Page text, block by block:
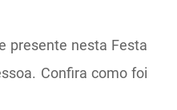
presente nesta Festa
Confira como foi